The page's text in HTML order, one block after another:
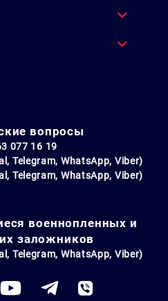
вопросы
077 16 19
Telegram, WhatsApp, Viber)
Telegram, WhatsApp, Viber)
военнопленных и
заложников
Telegram, WhatsApp, Viber)